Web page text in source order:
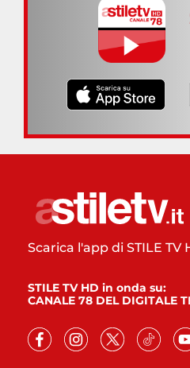
Scarica l'app di STILE TV
STILE TV HD in onda su:
CANALE 78 DEL DIGITALE